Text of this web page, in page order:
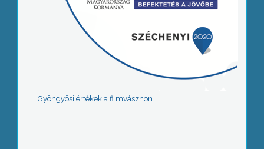
Gyöngyösi értékek a filmvásznon